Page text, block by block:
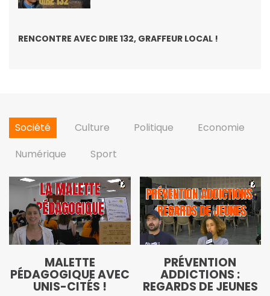
RENCONTRE AVEC DIRE 132, GRAFFEUR LOCAL !
Société Culture Politique
Economie
Numérique
Sport
MALETTE
PÉDAGOGIQUE AVEC
UNIS-CITÉS !
PRÉVENTION
ADDICTIONS :
REGARDS DE JEUNES